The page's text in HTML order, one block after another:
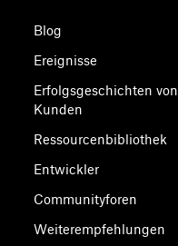
Blog
Ereignisse
Erfolgsgeschichten von
Kunden
Ressourcenbibliothek
Entwickler
Communityforen
Weiterempfehlungen